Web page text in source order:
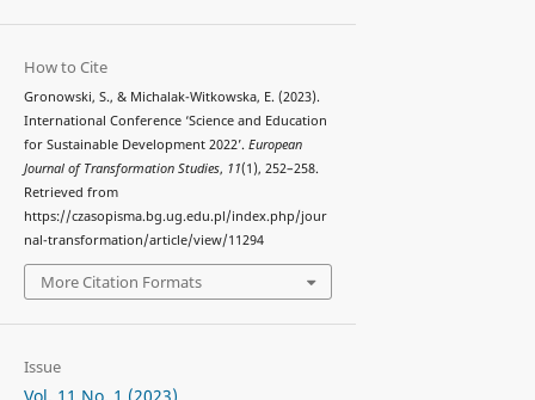
How to Cite
Gronowski, S., & Michalak-Witkowska, E. (2023).
International Conference ‘Science and Education
for Sustainable Development 2022’. European
Journal of Transformation Studies, 11(1), 252–258.
Retrieved from
https://czasopisma.bg.ug.edu.pl/index.php/jour
nal-transformation/article/view/11294
More Citation Formats
Issue